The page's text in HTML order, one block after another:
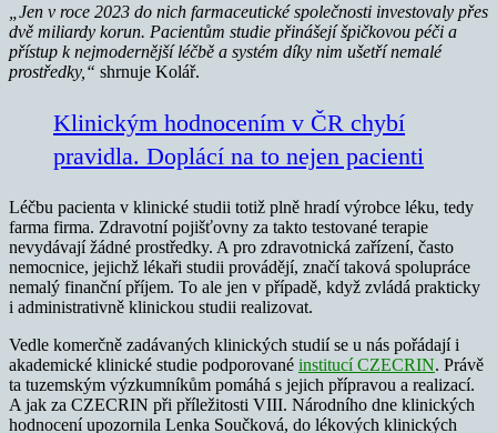
„Jen v roce 2023 do nich farmaceutické společnosti investovaly přes
dvě miliardy korun. Pacientům studie přinášejí špičkovou péči a
přístup k nejmodernější léčbě a systém díky nim ušetří nemalé
prostředky,“ shrnuje Kolář.
Klinickým hodnocením v ČR chybí
pravidla. Doplácí na to nejen pacienti
Léčbu pacienta v klinické studii totiž plně hradí výrobce léku, tedy
farma firma. Zdravotní pojišťovny za takto testované terapie
nevydávají žádné prostředky. A pro zdravotnická zařízení, často
nemocnice, jejichž lékaři studii provádějí, značí taková spolupráce
nemalý finanční příjem. To ale jen v případě, když zvládá prakticky
i administrativně klinickou studii realizovat.
Vedle komerčně zadávaných klinických studií se u nás pořádají i
akademické klinické studie podporované institucí CZECRIN. Právě
ta tuzemským výzkumníkům pomáhá s jejich přípravou a realizací.
A jak za CZECRIN při příležitosti VIII. Národního dne klinických
hodnocení upozornila Lenka Součková, do lékových klinických